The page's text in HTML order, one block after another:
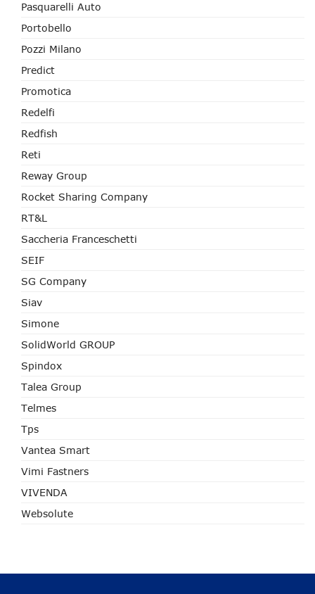
Pasquarelli Auto
Portobello
Pozzi Milano
Predict
Promotica
Redelfi
Redfish
Reti
Reway Group
Rocket Sharing Company
RT&L
Saccheria Franceschetti
SEIF
SG Company
Siav
Simone
SolidWorld GROUP
Spindox
Talea Group
Telmes
Tps
Vantea Smart
Vimi Fastners
VIVENDA
Websolute